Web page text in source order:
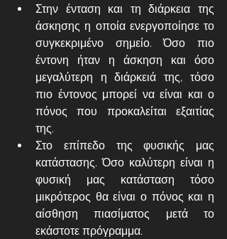
Στην ένταση και τη διάρκεια της
άσκησης η οποία ενεργοποίησε το
συγκεκριμένο σημείο. Όσο πιο
έντονη ήταν η άσκηση και όσο
μεγαλύτερη η διάρκειά της, τόσο
πιο έντονος μπορεί να είναι και ο
πόνος που προκαλείται εξαιτίας
της.
Στο επίπεδο της φυσικής μας
κατάστασης. Όσο καλύτερη είναι η
φυσική μας κατάσταση τόσο
μικρότερος θα είναι ο πόνος και η
αίσθηση πιασίματος μετά το
εκάστοτε πρόγραμμα.